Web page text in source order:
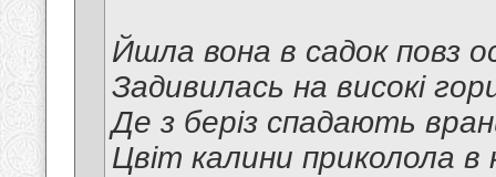
Йшла вона в садок повз
Задивилась на високі
Де з беріз спадають
Цвіт калини приколола в